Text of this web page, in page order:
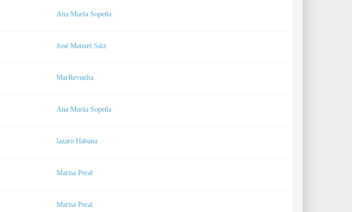
Ana Muela Sopeña
José Manuel Sáiz
MarRevuelta
Ana Muela Sopeña
lazaro Habana
Marisa Peral
Marisa Peral